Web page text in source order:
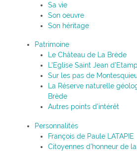
Sa vie
Son oeuvre
Son héritage
Patrimoine
Le Château de La Brède
L’Eglise Saint Jean
Sur les pas de
La Réserve naturelle
Brède
Autres points d’intérêt
Personnalités
François de Paule LATAPIE
Citoyennes d’honneur de